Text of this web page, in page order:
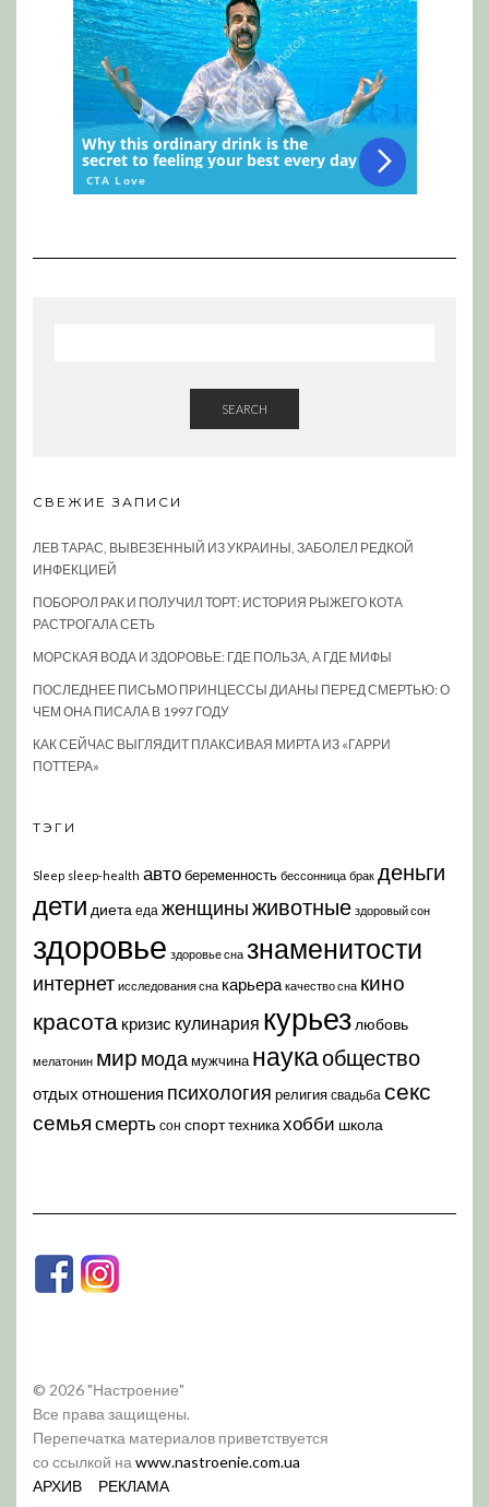
SEARCH
СВЕЖИЕ ЗАПИСИ
ЛЕВ ТАРАС, ВЫВЕЗЕННЫЙ ИЗ УКРАИНЫ, ЗАБОЛЕЛ РЕДКОЙ
ИНФЕКЦИЕЙ
ПОБОРОЛ РАК И ПОЛУЧИЛ ТОРТ: ИСТОРИЯ РЫЖЕГО КОТА
РАСТРОГАЛА СЕТЬ
МОРСКАЯ ВОДА И ЗДОРОВЬЕ: ГДЕ ПОЛЬЗА, А ГДЕ МИФЫ
ПОСЛЕДНЕЕ ПИСЬМО ПРИНЦЕССЫ ДИАНЫ ПЕРЕД СМЕРТЬЮ: О
ЧЕМ ОНА ПИСАЛА В 1997 ГОДУ
КАК СЕЙЧАС ВЫГЛЯДИТ ПЛАКСИВАЯ МИРТА ИЗ «ГАРРИ
ПОТТЕРА»
ТЭГИ
Sleep sleep-health автобеременность бессонница брак деньги
дети диета еда женщиныживотные здоровый сон
здоровье здоровье сна знаменитости
интернет исследования сна карьера качество сна кино
красота кризис кулинария курьез любовь
мелатонин мир модамужчина наукаобщество
отдых отношения психология религия свадьба секс
семья смерть сон спорттехникахобби школа
© 2026 "Настроение"
Все права защищены.
Перепечатка материалов приветствуется
со ссылкой на www.nastroenie.com.ua
АРХИВ
РЕКЛАМА